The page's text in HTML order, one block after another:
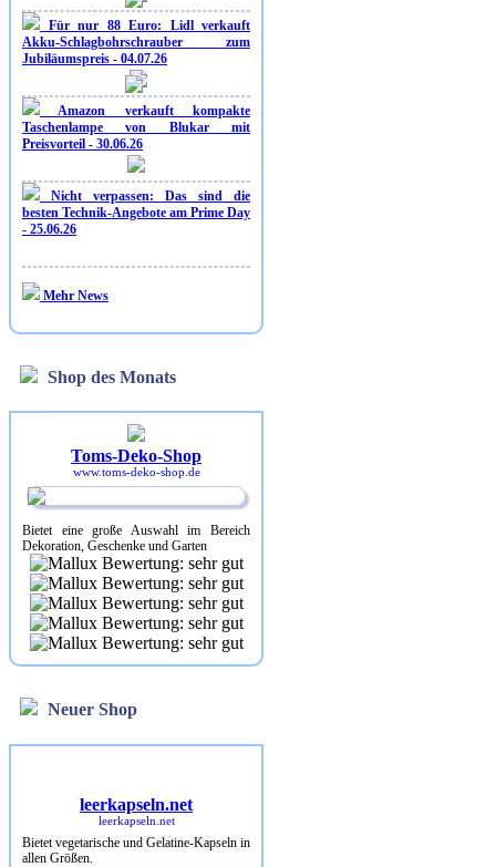
Für nur 88 Euro: Lidl verkauft
Akku-Schlagbohrschrauber zum
Jubiläumspreis - 04.07.26
Amazon verkauft kompakte
Taschenlampe von Blukar mit
Preisvorteil - 30.06.26
Nicht verpassen: Das sind die
besten Technik-Angebote am Prime Day
- 25.06.26
Mehr News
Shop des Monats
Toms-Deko-Shop
www.toms-deko-shop.de
Bietet eine große Auswahl im Bereich
Dekoration, Geschenke und Garten
Neuer Shop
leerkapseln.net
leerkapseln.net
Bietet vegetarische und Gelatine-Kapseln in
allen Größen.